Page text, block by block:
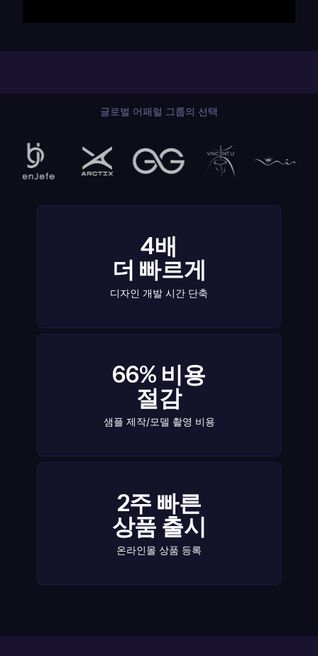
글로벌 어패럴 그룹의 선택
4배
더 빠르게
디자인 개발 시간 단축
66% 비용
절감
샘플 제작/모델 촬영 비용
2주 빠른
상품 출시
온라인몰 상품 등록